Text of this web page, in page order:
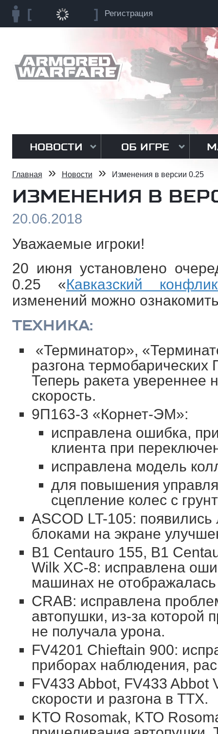
Регистрация
НОВОСТИ ОБ ИГРЕ
Главная » Новости » Изменения в версии 0.25
ИЗМЕНЕНИЯ В
20.06.2018
Уважаемые игроки!
20 июня установлено
0.25 «Кавказский
изменений можно
ТЕХНИКА:
«Терминатор»,
разгона
Теперь ракета увереннее
скорость.
9П163-3 «Корнет-ЭМ»:
исправлена ошибка,
клиента при
исправлена модель
для повышения
сцепление колес с
ASCOD LT-105:
блоками на экране
B1 Centauro 155, B1
Wilk XC-8: исправлена
машинах не
CRAB: исправлена
автопушки, из-за которой
не получала урона.
FV4201 Chieftain 900:
приборах наблюдения,
FV433 Abbot, FV433 Abbot
скорости и разгона в ТТХ.
KTO Rosomak, KTO